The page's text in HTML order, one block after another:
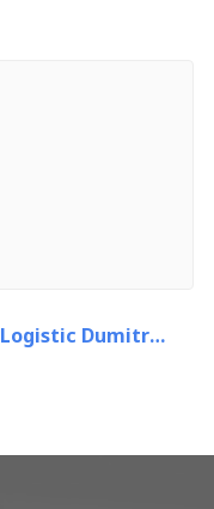
Dumitrans Company Logistic Dumitrascu Florin